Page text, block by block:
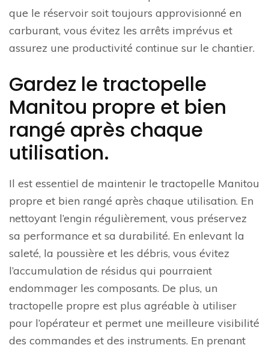
que le réservoir soit toujours approvisionné en
carburant, vous évitez les arrêts imprévus et
assurez une productivité continue sur le chantier.
Gardez le tractopelle
Manitou propre et bien
rangé après chaque
utilisation.
Il est essentiel de maintenir le tractopelle Manitou
propre et bien rangé après chaque utilisation. En
nettoyant l’engin régulièrement, vous préservez
sa performance et sa durabilité. En enlevant la
saleté, la poussière et les débris, vous évitez
l’accumulation de résidus qui pourraient
endommager les composants. De plus, un
tractopelle propre est plus agréable à utiliser
pour l’opérateur et permet une meilleure visibilité
des commandes et des instruments. En prenant